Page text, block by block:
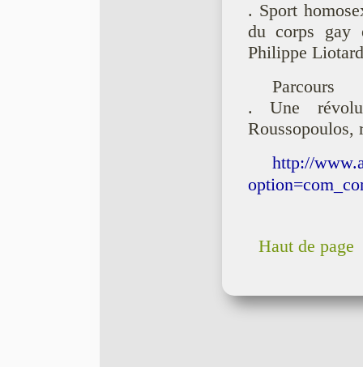
. Sport
du corps gay
Philippe
Parcours
. Une
Roussopoulos,
http://
Haut de page